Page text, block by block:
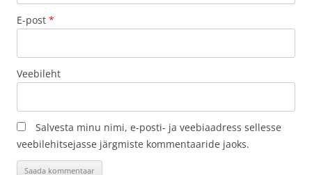
E-post *
Veebileht
Salvesta minu nimi, e-posti- ja veebiaadress sellesse
veebilehitsejasse järgmiste kommentaaride jaoks.